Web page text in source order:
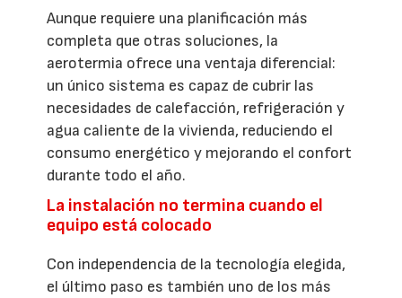
Aunque requiere una planificación más
completa que otras soluciones, la
aerotermia ofrece una ventaja diferencial:
un único sistema es capaz de cubrir las
necesidades de calefacción, refrigeración y
agua caliente de la vivienda, reduciendo el
consumo energético y mejorando el confort
durante todo el año.
La instalación no termina cuando el
equipo está colocado
Con independencia de la tecnología elegida,
el último paso es también uno de los más